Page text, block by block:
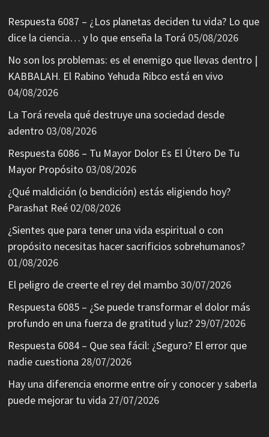
Respuesta 6087 – ¿Los planetas deciden tu vida? Lo que
dice la ciencia… y lo que enseña la Torá 05/08/2026
No son los problemas: es el enemigo que llevas dentro |
KABBALAH. El Rabino Yehuda Ribco está en vivo
04/08/2026
La Torá revela qué destruye una sociedad desde
adentro 03/08/2026
Respuesta 6086 – Tu Mayor Dolor Es El Útero De Tu
Mayor Propósito 03/08/2026
¿Qué maldición (o bendición) estás eligiendo hoy?
Parashat Reé 02/08/2026
¿Sientes que para tener una vida espiritual o con
propósito necesitas hacer sacrificios sobrehumanos?
01/08/2026
El peligro de creerte el rey del mambo 30/07/2026
Respuesta 6085 – ¿Se puede transformar el dolor más
profundo en una fuerza de gratitud y luz? 29/07/2026
Respuesta 6084 – Que sea fácil: ¿Seguro? El error que
nadie cuestiona 28/07/2026
Hay una diferencia enorme entre oír y conocer y saberla
puede mejorar tu vida 27/07/2026